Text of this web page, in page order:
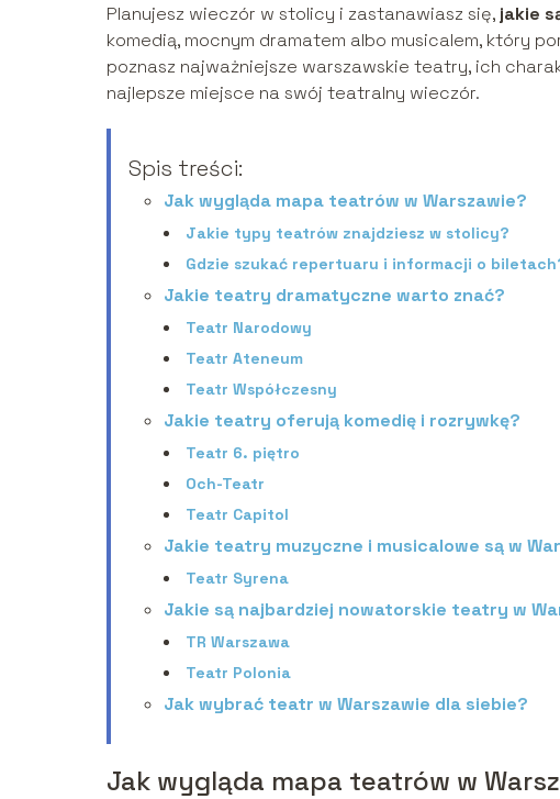
Planujesz wieczór w stolicy i zastanawiasz się, jakie
komedią, mocnym dramatem albo musicalem, który
poznasz najważniejsze warszawskie teatry, ich
najlepsze miejsce na swój teatralny wieczór.
Spis treści:
Jak wygląda mapa teatrów w Warszawie?
Jakie typy teatrów znajdziesz w stolicy?
Gdzie szukać repertuaru i informacji o
Jakie teatry dramatyczne warto znać?
Teatr Narodowy
Teatr Ateneum
Teatr Współczesny
Jakie teatry oferują komedię i rozrywkę?
Teatr 6. piętro
Och-Teatr
Teatr Capitol
Jakie teatry muzyczne i musicalowe są w
Teatr Syrena
Jakie są najbardziej nowatorskie teatry w
TR Warszawa
Teatr Polonia
Jak wybrać teatr w Warszawie dla siebie?
Jak wygląda mapa teatrów w